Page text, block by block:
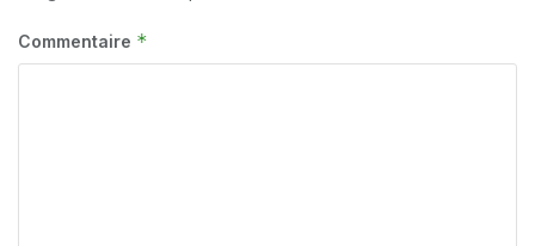
Commentaire *